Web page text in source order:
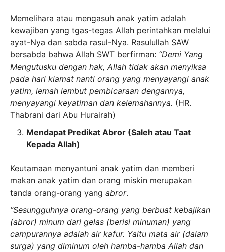
Memelihara atau mengasuh anak yatim adalah
kewajiban yang tgas-tegas Allah perintahkan melalui
ayat-Nya dan sabda rasul-Nya. Rasulullah SAW
bersabda bahwa Allah SWT berfirman: “Demi Yang
Mengutusku dengan hak, Allah tidak akan menyiksa
pada hari kiamat nanti orang yang menyayangi anak
yatim, lemah lembut pembicaraan dengannya,
menyayangi keyatiman dan kelemahannya. (HR.
Thabrani dari Abu Hurairah)
Mendapat Predikat Abror (Saleh atau Taat
Kepada Allah)
Keutamaan menyantuni anak yatim dan memberi
makan anak yatim dan orang miskin merupakan
tanda orang-orang yang abror.
“Sesungguhnya orang-orang yang berbuat kebajikan
(abror) minum dari gelas (berisi minuman) yang
campurannya adalah air kafur. Yaitu mata air (dalam
surga) yang diminum oleh hamba-hamba Allah dan